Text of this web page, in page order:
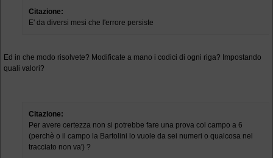
Citazione:
E' da diversi mesi che l'errore persiste
Ed in che modo risolvete? Modificate a mano i codici di ogni riga? Impostando
quali valori?
Citazione:
Per avere certezza non si potrebbe fare una prova col campo a 6
(perchè o il campo la Bartolini lo vuole da sei numeri o qualcosa nel
tracciato non va') ?